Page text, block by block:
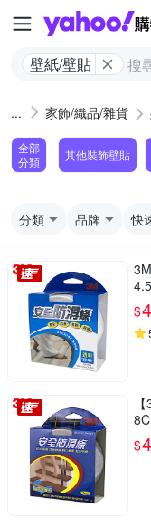
壁紙/壁貼
家飾/織品/雜貨
全部
分類
其他裝飾壁貼
分類 品牌 快
$
$